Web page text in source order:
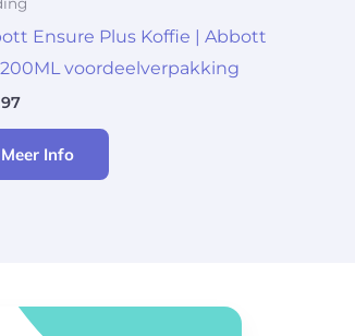
Ensure Plus Koffie | Abbott
voordeelverpakking
Meer Info